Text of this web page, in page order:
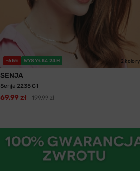
-65% WYSYŁKA 24H 2 kolory
SENJA
Senja 2235 C1
69,99 zł 199,99 zł